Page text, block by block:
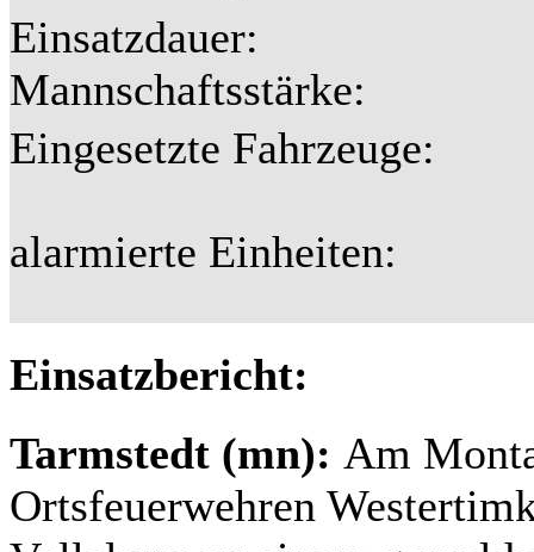
Einsatzdauer:
Mannschaftsstärke:
Eingesetzte Fahrzeuge:
alarmierte Einheiten:
Einsatzbericht:
Tarmstedt (mn): Am
Ortsfeuerwehren